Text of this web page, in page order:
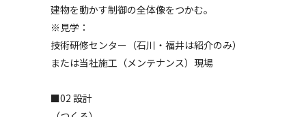
建物を動かす制御の全体像をつかむ。
※見学：
技術研修センター（石川・福井は紹介のみ）
または当社施工（メンテナンス）現場
■02 設計